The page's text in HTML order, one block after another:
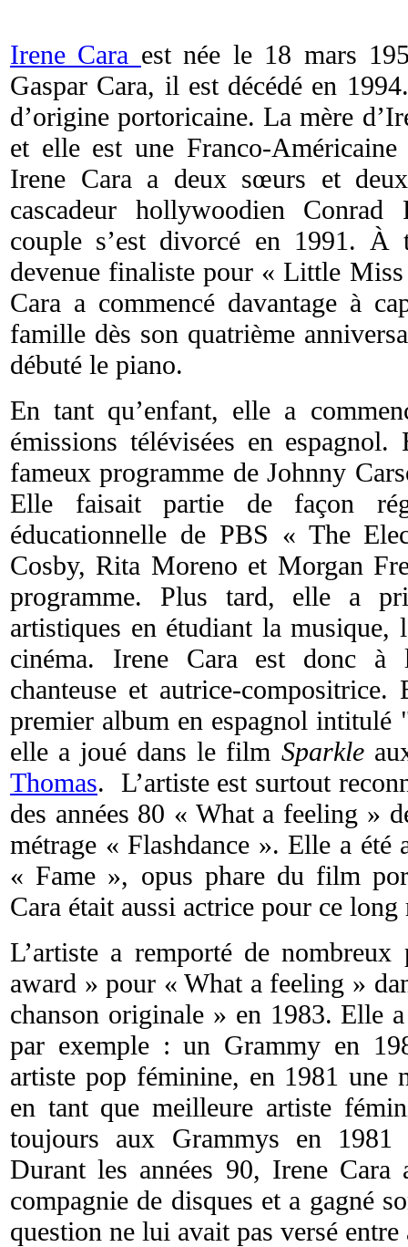
Irene Cara est née le 18 mars
Gaspar Cara, il est décédé en
d’origine portoricaine. La mère
et elle est une Franco-Américaine
Irene Cara a deux sœurs et
cascadeur hollywoodien
couple s’est divorcé en 1991. À
devenue finaliste pour « Little
Cara a commencé davantage à
famille dès son quatrième
débuté le piano.
En tant qu’enfant, elle a
émissions télévisées en
fameux programme de Johnny
Elle faisait partie de façon
éducationnelle de PBS « The
Cosby, Rita Moreno et Morgan
programme. Plus tard, elle a
artistiques en étudiant la musique,
cinéma. Irene Cara est donc à
chanteuse et autrice-
premier album en espagnol
elle a joué dans le film Sparkle
Thomas. L’artiste est surtout
des années 80 « What a feeling »
métrage « Flashdance ». Elle a été
« Fame », opus phare du film
Cara était aussi actrice pour ce long
L’artiste a remporté de
award » pour « What a feeling »
chanson originale » en 1983. Elle
par exemple : un Grammy en
artiste pop féminine, en 1981 une
en tant que meilleure artiste
toujours aux Grammys en 1981
Durant les années 90, Irene Cara
compagnie de disques et a gagné
question ne lui avait pas versé